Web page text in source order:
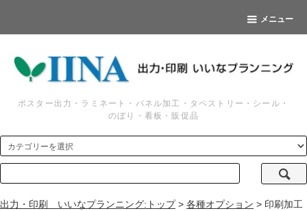
メニュー
ポスター出力・ラミネート・パネル加工・タペストリー・シール・
のぼり・看板・販促品
出力・印刷 いいなプランニング:トップ> 各種オプション > 印刷加工